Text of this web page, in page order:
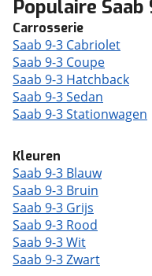
Populaire
Carrosserie
Saab 9-3 Cabriolet
Saab 9-3 Coupe
Saab 9-3 Hatchback
Saab 9-3 Sedan
Saab 9-3 Stationwagen
Kleuren
Saab 9-3 Blauw
Saab 9-3 Bruin
Saab 9-3 Grijs
Saab 9-3 Rood
Saab 9-3 Wit
Saab 9-3 Zwart